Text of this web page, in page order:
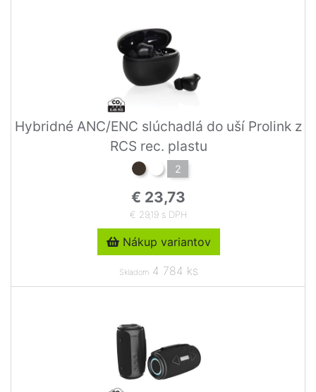
Hybridné ANC/ENC slúchadlá do uší Prolink z
RCS rec. plastu
2
€ 23,73
€ 29,19 s DPH
Nákup variantov
Skladom4 784 ks